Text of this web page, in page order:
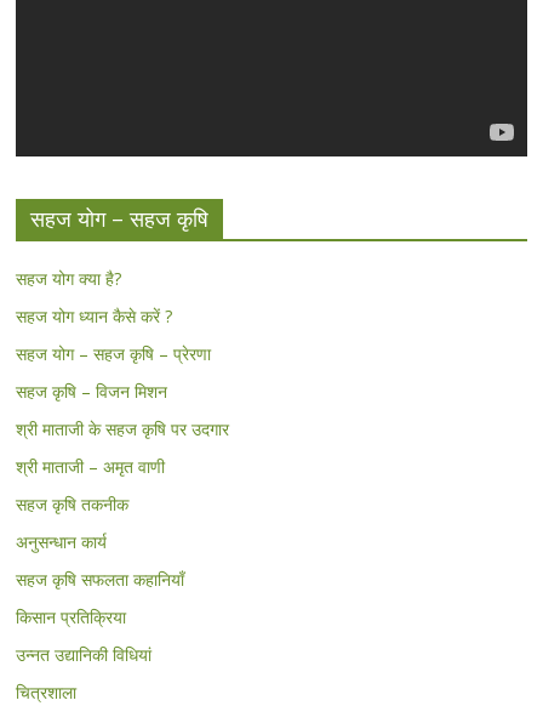
सहज योग – सहज कृषि
सहज योग क्या है?
सहज योग ध्यान कैसे करें ?
सहज योग – सहज कृषि – प्रेरणा
सहज कृषि – विजन मिशन
श्री माताजी के सहज कृषि पर उदगार
श्री माताजी – अमृत वाणी
सहज कृषि तकनीक
अनुसन्धान कार्य
सहज कृषि सफलता कहानियाँ
किसान प्रतिक्रिया
उन्नत उद्यानिकी विधियां
चित्रशाला